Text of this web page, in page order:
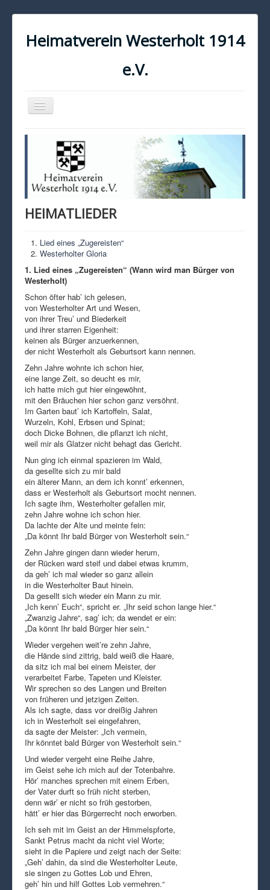
Heimatverein Westerholt 1914
e.V.
Navigation
an/aus
KONTAKT
IMPRESSUM
DATENSCHUTZ
HEIMATLIEDER
Lied eines „Zugereisten“
Westerholter Gloria
1. Lied eines „Zugereisten“ (Wann wird man Bürger von
Westerholt)
Schon öfter hab’ ich gelesen,
von Westerholter Art und Wesen,
von ihrer Treu’ und Biederkeit
und ihrer starren Eigenheit:
keinen als Bürger anzuerkennen,
der nicht Westerholt als Geburtsort kann nennen.
Zehn Jahre wohnte ich schon hier,
eine lange Zeit, so deucht es mir,
ich hatte mich gut hier eingewöhnt,
mit den Bräuchen hier schon ganz versöhnt.
Im Garten baut’ ich Kartoffeln, Salat,
Wurzeln, Kohl, Erbsen und Spinat;
doch Dicke Bohnen, die pflanzt ich nicht,
weil mir als Glatzer nicht behagt das Gericht.
Nun ging ich einmal spazieren im Wald,
da gesellte sich zu mir bald
ein älterer Mann, an dem ich konnt’ erkennen,
dass er Westerholt als Geburtsort mocht nennen.
Ich sagte ihm, Westerholter gefallen mir,
zehn Jahre wohne ich schon hier.
Da lachte der Alte und meinte fein:
„Da könnt Ihr bald Bürger von Westerholt sein.“
Zehn Jahre gingen dann wieder herum,
der Rücken ward steif und dabei etwas krumm,
da geh’ ich mal wieder so ganz allein
in die Westerholter Baut hinein.
Da gesellt sich wieder ein Mann zu mir.
„Ich kenn’ Euch“, spricht er. „Ihr seid schon lange hier.“
„Zwanzig Jahre“, sag’ ich; da wendet er ein:
„Da könnt Ihr bald Bürger hier sein.“
Wieder vergehen weit’re zehn Jahre,
die Hände sind zittrig, bald weiß die Haare,
da sitz ich mal bei einem Meister, der
verarbeitet Farbe, Tapeten und Kleister.
Wir sprechen so des Langen und Breiten
von früheren und jetzigen Zeiten.
Als ich sagte, dass vor dreißig Jahren
ich in Westerholt sei eingefahren,
da sagte der Meister: „Ich vermein,
Ihr könntet bald Bürger von Westerholt sein.“
Und wieder vergeht eine Reihe Jahre,
im Geist sehe ich mich auf der Totenbahre.
Hör’ manches sprechen mit einem Erben,
der Vater durft so früh nicht sterben,
denn wär’ er nicht so früh gestorben,
hätt’ er hier das Bürgerrecht noch erworben.
Ich seh mit im Geist an der Himmelspforte,
Sankt Petrus macht da nicht viel Worte;
sieht in die Papiere und zeigt nach der Seite:
„Geh’ dahin, da sind die Westerholter Leute,
sie singen zu Gottes Lob und Ehren,
geh’ hin und hilf Gottes Lob vermehren.“